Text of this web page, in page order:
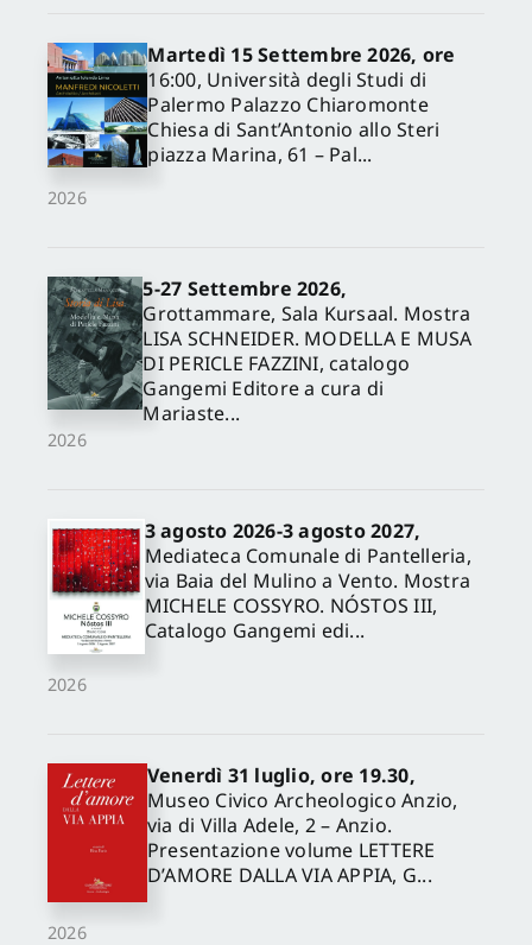
2026
Martedì 15 Settembre 2026, ore
16:00, Università degli Studi di
Palermo Palazzo Chiaromonte
Chiesa di Sant’Antonio allo Steri
piazza Marina, 61 – Pal...
2026
5-27 Settembre 2026,
Grottammare, Sala Kursaal. Mostra
LISA SCHNEIDER. MODELLA E MUSA
DI PERICLE FAZZINI, catalogo
Gangemi Editore a cura di
Mariaste...
2026
3 agosto 2026-3 agosto 2027,
Mediateca Comunale di Pantelleria,
via Baia del Mulino a Vento. Mostra
MICHELE COSSYRO. NÓSTOS III,
Catalogo Gangemi edi...
2026
Venerdì 31 luglio, ore 19.30,
Museo Civico Archeologico Anzio,
via di Villa Adele, 2 – Anzio.
Presentazione volume LETTERE
D’AMORE DALLA VIA APPIA, G...